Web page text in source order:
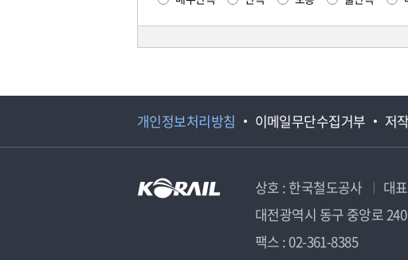
개인정보처리방침 이메일무단수집거부 저
상호 : 한국철도공사 대
대전광역시 동구 중앙로 240
팩스 : 02-361-8385